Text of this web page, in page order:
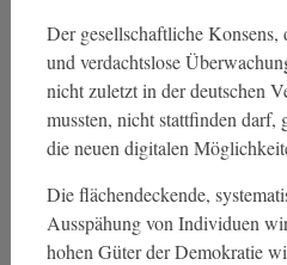
Der gesellschaftliche Konsens,
und verdachtslose
nicht zuletzt in der deutschen
mussten, nicht stattfinden
die neuen digitalen
Die flächendeckende,
Ausspähung von Individuen
hohen Güter der Demokratie